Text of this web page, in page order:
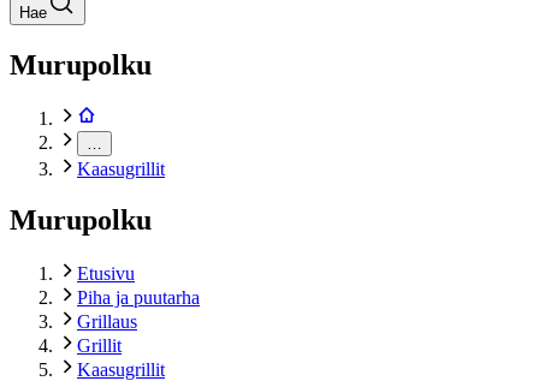
Hae
Murupolku
Kaasugrillit
Murupolku
Etusivu
Piha ja puutarha
Grillaus
Grillit
Kaasugrillit